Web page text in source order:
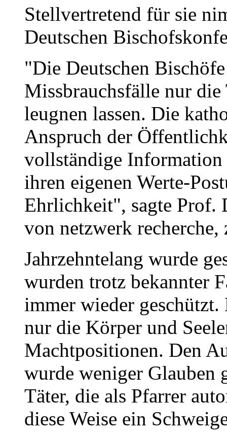
Stellvertretend für sie
Deutschen
"Die Deutschen
Missbrauchsfälle nur die
leugnen lassen. Die
Anspruch der
vollständige
ihren eigenen Werte-
Ehrlichkeit", sagte Prof.
von netzwerk
Jahrzehntelang wurde
wurden trotz bekannter
immer wieder
nur die Körper und
Machtpositionen. Den
wurde weniger Glauben
Täter, die als Pfarrer
diese Weise ein